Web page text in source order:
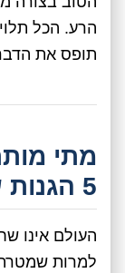
הרע. הכל
תופס את
מתי
5 הגנות שיכולות להציל אתכם!
העולם אינו
למרות